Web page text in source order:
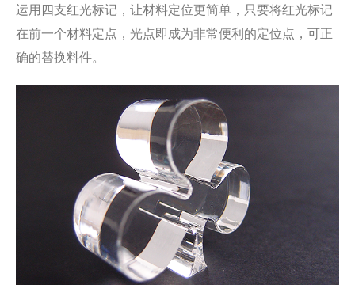
运用四支红光标记，让材料定位更简单，只要将红光标记
在前一个材料定点，光点即成为非常便利的定位点，可正
确的替换料件。